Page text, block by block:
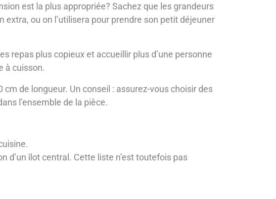
est la plus appropriée? Sachez que les grandeurs
ou on l’utilisera pour prendre son petit déjeuner
repas plus copieux et accueillir plus d’une personne
à cuisson.
de longueur. Un conseil : assurez-vous choisir des
l’ensemble de la pièce.
d’un îlot central. Cette liste n’est toutefois pas